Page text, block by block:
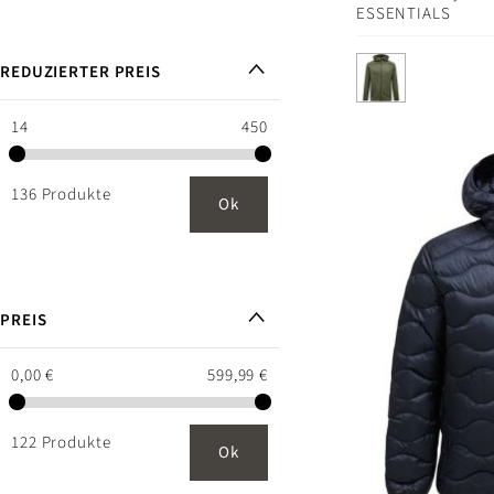
ESSENTIALS
REDUZIERTER PREIS
14 450
136 Produkte Ok
PREIS
0,00 € 599,99 €
122 Produkte Ok